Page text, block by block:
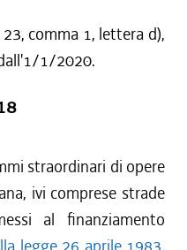
comma 1, lettera d),
1/2020.
straordinari di opere
ivi comprese strade
al finanziamento